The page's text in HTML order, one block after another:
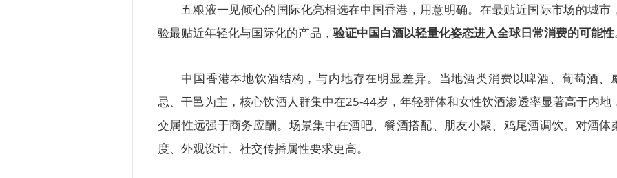
五粮液一见倾心的国际化亮相选在中国香港，用意明确。在最贴近国际市场的城市
验最贴近年轻化与国际化的产品， 验证中国白酒以轻量化姿态进入全球日常消费的可能性
中国香港本地饮酒结构，与内地存在明显差异。当地酒类消费以啤酒、葡萄酒、
忌、干邑为主，核心饮酒人群集中在25-44岁，年轻群体和女性饮酒渗透率显著高于内地
交属性远强于商务应酬。场景集中在酒吧、餐酒搭配、朋友小聚、鸡尾酒调饮。对酒体
度、外观设计、社交传播属性要求更高。